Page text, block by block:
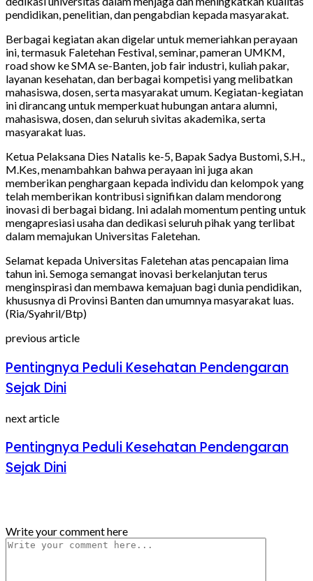
pendidikan, penelitian, dan pengabdian kepada masyarakat.
Berbagai kegiatan akan digelar untuk memeriahkan perayaan
ini, termasuk Faletehan Festival, seminar, pameran UMKM,
road show ke SMA se-Banten, job fair industri, kuliah pakar,
layanan kesehatan, dan berbagai kompetisi yang melibatkan
mahasiswa, dosen, serta masyarakat umum. Kegiatan-kegiatan
ini dirancang untuk memperkuat hubungan antara alumni,
mahasiswa, dosen, dan seluruh sivitas akademika, serta
masyarakat luas.
Ketua Pelaksana Dies Natalis ke-5, Bapak Sadya Bustomi, S.H.,
M.Kes, menambahkan bahwa perayaan ini juga akan
memberikan penghargaan kepada individu dan kelompok yang
telah memberikan kontribusi signifikan dalam mendorong
inovasi di berbagai bidang. Ini adalah momentum penting untuk
mengapresiasi usaha dan dedikasi seluruh pihak yang terlibat
dalam memajukan Universitas Faletehan.
Selamat kepada Universitas Faletehan atas pencapaian lima
tahun ini. Semoga semangat inovasi berkelanjutan terus
menginspirasi dan membawa kemajuan bagi dunia pendidikan,
khususnya di Provinsi Banten dan umumnya masyarakat luas.
(Ria/Syahril/Btp)
previous article
Pentingnya Peduli Kesehatan Pendengaran
Sejak Dini
next article
Pentingnya Peduli Kesehatan Pendengaran
Sejak Dini
Write your comment here